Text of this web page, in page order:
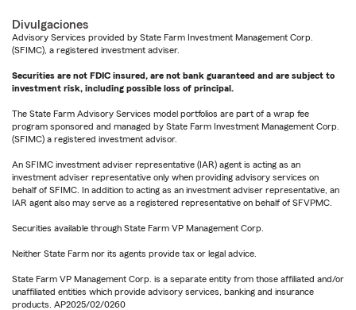
Divulgaciones
Advisory Services provided by State Farm Investment Management Corp.
(SFIMC), a registered investment adviser.
Securities are not FDIC insured, are not bank guaranteed and are subject to
investment risk, including possible loss of principal.
The State Farm Advisory Services model portfolios are part of a wrap fee
program sponsored and managed by State Farm Investment Management Corp.
(SFIMC) a registered investment advisor.
An SFIMC investment adviser representative (IAR) agent is acting as an
investment adviser representative only when providing advisory services on
behalf of SFIMC. In addition to acting as an investment adviser representative, an
IAR agent also may serve as a registered representative on behalf of SFVPMC.
Securities available through State Farm VP Management Corp.
Neither State Farm nor its agents provide tax or legal advice.
State Farm VP Management Corp. is a separate entity from those affiliated and/or
unaffiliated entities which provide advisory services, banking and insurance
products. AP2025/02/0260